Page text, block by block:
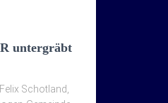
untergräbt
Schotland,